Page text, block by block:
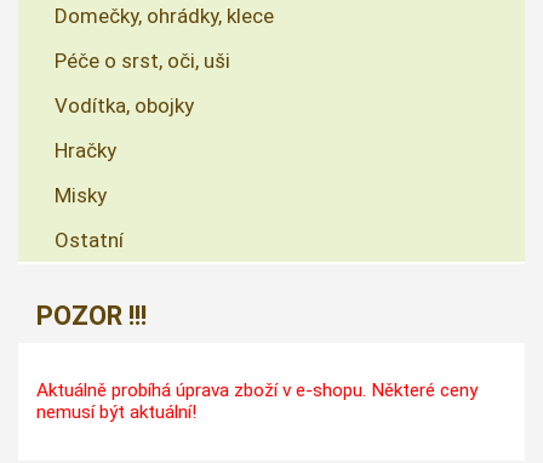
Domečky, ohrádky, klece
Péče o srst, oči, uši
Vodítka, obojky
Hračky
Misky
Ostatní
POZOR !!!
Aktuálně probíhá úprava zboží v e-shopu. Některé ceny
nemusí být aktuální!